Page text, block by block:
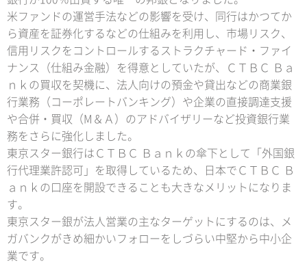
米ファンドの運営手法などの影響を受け、同行はかつてか
ら資産を証券化するなどの仕組みを利用し、市場リスク、
信用リスクをコントロールするストラクチャード・ファイ
ナンス（仕組み金融）を得意としていたが、ＣＴＢＣ Ｂａ
ｎｋの買収を契機に、法人向けの預金や貸出などの商業銀
行業務（コーポレートバンキング）や企業の直接調達支援
や合併・買収（М＆Ａ）のアドバイザリーなど投資銀行業
務をさらに強化しました。
東京スター銀行はＣＴＢＣ Ｂａｎｋの傘下として「外国銀
行代理業許認可」を取得しているため、日本でＣＴＢＣ Ｂ
ａｎｋの口座を開設できることも大きなメリットになりま
す。
東京スター銀が法人営業の主なターゲットにするのは、メ
ガバンクがきめ細かいフォローをしづらい中堅から中小企
業です。